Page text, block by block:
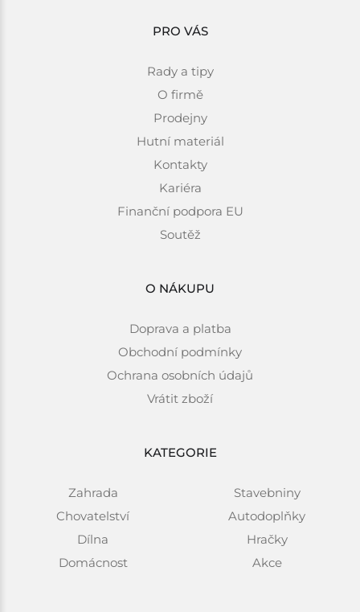
PRO VÁS
Rady a tipy
O firmě
Prodejny
Hutní materiál
Kontakty
Kariéra
Finanční podpora EU
Soutěž
O NÁKUPU
Doprava a platba
Obchodní podmínky
Ochrana osobních údajů
Vrátit zboží
KATEGORIE
Zahrada
Chovatelství
Dílna
Domácnost
Stavebniny
Autodoplňky
Hračky
Akce